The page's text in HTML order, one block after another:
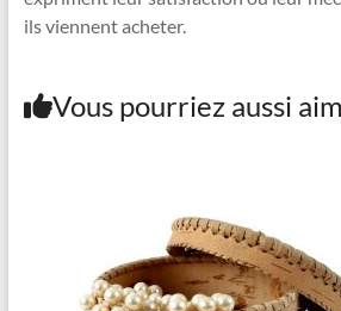
ils viennent acheter.
Vous pourriez aussi